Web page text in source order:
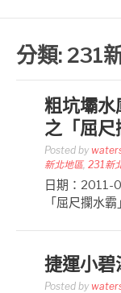
分類: 231
粗坑壩水
之「屈尺
Posted by
新北地區, 231新
日期：2011-
「屈尺攔水
捷運小碧
Posted by